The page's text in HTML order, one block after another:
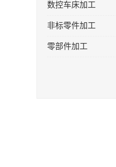
数控车床加工
非标零件加工
零部件加工